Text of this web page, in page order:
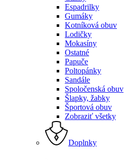
Espadrilky
Gumáky
Kotníková obuv
Lodičky
Mokasíny
Ostatné
Papuče
Poltopánky
Sandále
Spoločenská obuv
Šlapky, žabky
Športová obuv
Zobraziť všetky
Doplnky